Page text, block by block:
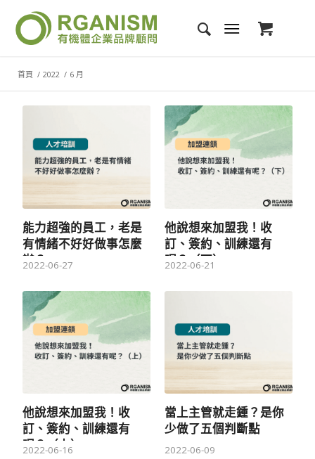
首頁 / 2022 / 6 月
能力超強的員工，老是
有情緒不好好做事怎麼
辦？
2022-06-27
他說想來加盟我！收
訂、簽約、訓練還有
呢？（下）
2022-06-21
他說想來加盟我！收
訂、簽約、訓練還有
呢？（上）
2022-06-16
當上主管就走鍾？是你
少做了五個判斷點
2022-06-09